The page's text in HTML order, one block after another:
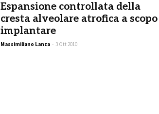
Espansione controllata della
cresta alveolare atrofica a scopo
implantare
Massimiliano Lanza - 3 Ott 2010